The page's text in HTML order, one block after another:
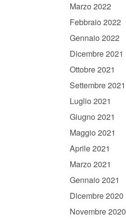
Marzo 2022
Febbraio 2022
Gennaio 2022
Dicembre 2021
Ottobre 2021
Settembre 2021
Luglio 2021
Giugno 2021
Maggio 2021
Aprile 2021
Marzo 2021
Gennaio 2021
Dicembre 2020
Novembre 2020